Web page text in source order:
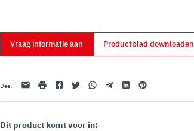
Vraag informatie aan Productblad downloaden
Deel: E-mailafdrukkenFacebookTwitterWhatsappTelegramLinkedinPinterest
Dit product komt voor in: